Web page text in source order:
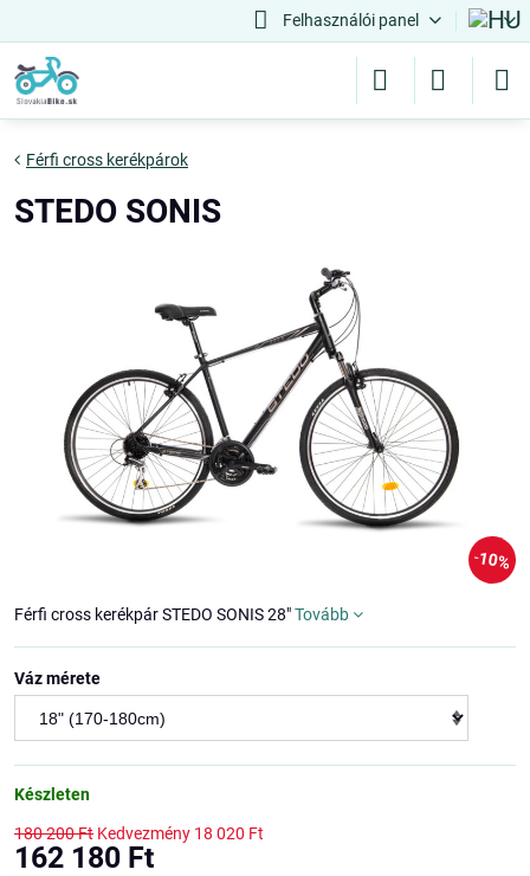
Felhasználói panel
10%
Férfi cross kerékpárok
STEDO SONIS
Férfi cross kerékpár STEDO SONIS 28"Tovább
Váz mérete
Készleten
180 200 Ft Kedvezmény 18 020 Ft
162 180 Ft